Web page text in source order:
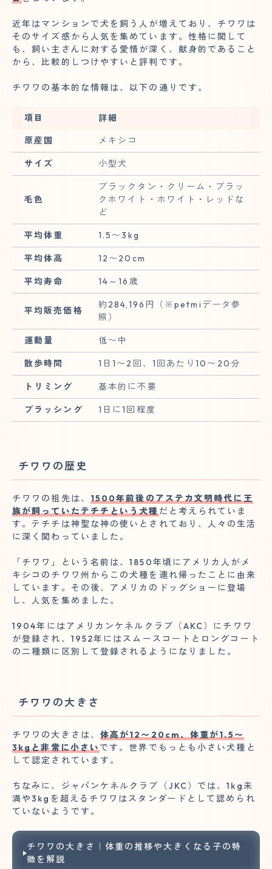
近年はマンションで犬を飼う人が増えており、チワワは
そのサイズ感から人気を集めています。性格に関して
も、飼い主さんに対する愛情が深く、献身的であること
から、比較的しつけやすいと評判です。
チワワの基本的な情報は、以下の通りです。
項目 詳細
原産国 メキシコ
サイズ 小型犬
毛色
ブラックタン・クリーム・ブラッ
クホワイト・ホワイト・レッドな
ど
平均体重 1.5〜3kg
平均体高 12〜20cm
平均寿命 14～16歳
平均販売価格
約284,196円（※petmiデータ参
照）
運動量 低〜中
散歩時間 1日1〜2回、1回あたり10〜20分
トリミング 基本的に不要
ブラッシング 1日に1回程度
チワワの歴史
チワワの祖先は、 1500年前後のアステカ文明時代に王
族が飼っていたテチチという犬種 だと考えられていま
す。テチチは神聖な神の使いとされており、人々の生活
に深く関わっていました。
「チワワ」という名前は、1850年頃にアメリカ人がメ
キシコのチワワ州からこの犬種を連れ帰ったことに由来
しています。その後、アメリカのドッグショーに登場
し、人気を集めました。
1904年にはアメリカンケネルクラブ（AKC）にチワワ
が登録され、1952年にはスムースコートとロングコート
の二種類に区別して登録されるようになりました。
チワワの大きさ
チワワの大きさは、 体高が12〜20cm、体重が1.5〜
3kgと非常に小さい です。世界でもっとも小さい犬種と
して認定されています。
ちなみに、ジャパンケネルクラブ（JKC）では、1kg未
満や3kgを超えるチワワはスタンダードとして認められ
ていないようです。
チワワの大きさ｜体重の推移や大きくなる子の特
徴を解説